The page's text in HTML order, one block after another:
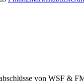
von WSF &